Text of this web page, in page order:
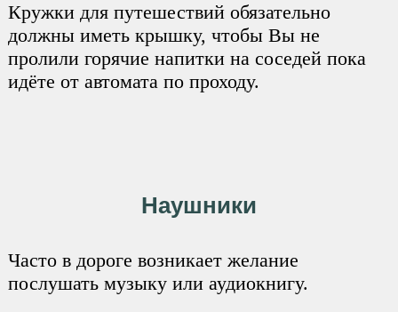
Кружки для путешествий обязательно
должны иметь крышку, чтобы Вы не
пролили горячие напитки на соседей пока
идёте от автомата по проходу.
Наушники
Часто в дороге возникает желание
послушать музыку или аудиокнигу.